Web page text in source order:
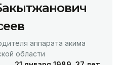
аппарата акима
области